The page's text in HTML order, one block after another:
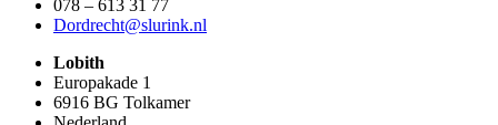
078 – 613 31 77
Dordrecht@slurink.nl
Lobith
Europakade 1
6916 BG Tolkamer